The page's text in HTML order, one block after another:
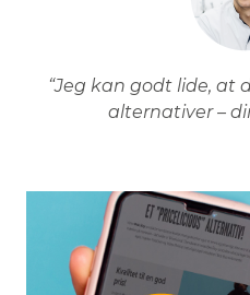
“Jeg kan godt lide, at
alternativer –